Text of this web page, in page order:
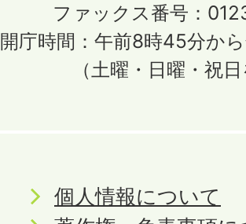
ファックス番号：
開庁時間：午前8時45分か
（土曜・日曜・祝
個人情報について